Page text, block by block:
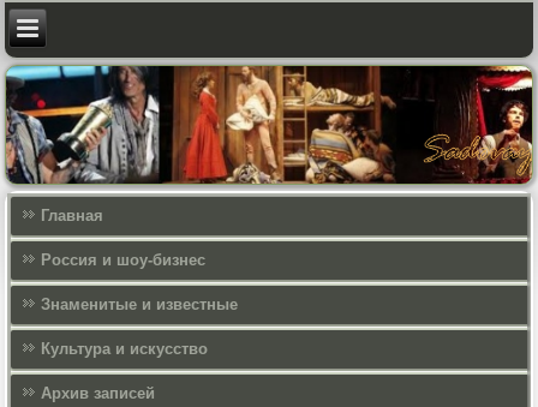
Главная
Россия и шоу-бизнес
Знаменитые и известные
Культура и искусcтво
Архив записей